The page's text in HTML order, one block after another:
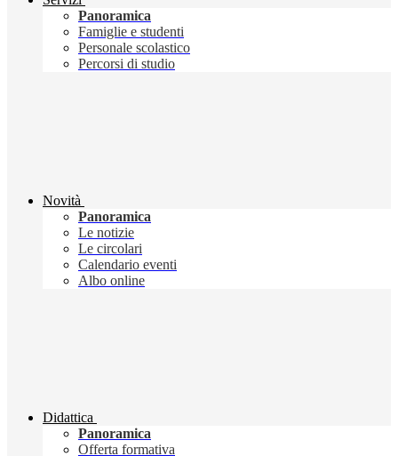
Panoramica
Famiglie e studenti
Personale scolastico
Percorsi di studio
Novità
Panoramica
Le notizie
Le circolari
Calendario eventi
Albo online
Didattica
Panoramica
Offerta formativa